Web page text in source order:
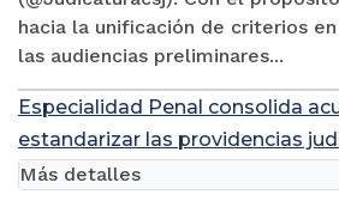
hacia la unificación de criterios
las audiencias preliminares...
Especialidad Penal consolida
estandarizar las providencias
Más detalles